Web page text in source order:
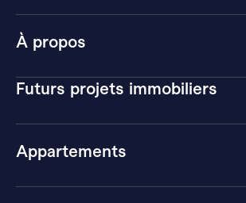
À propos
Futurs projets immobiliers
Appartements